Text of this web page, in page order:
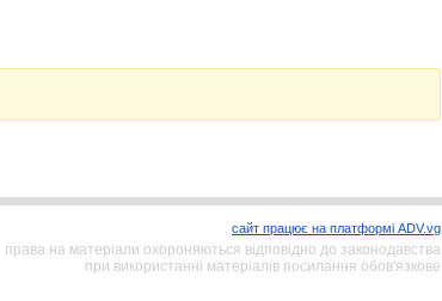
сайт працює на платформі ADV.vg
права на матеріали охороняються відповідно до законодавства
при використанні матеріалів посилання обов'язкове